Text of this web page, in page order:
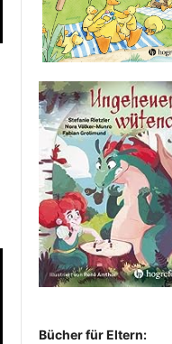
Bücher für Eltern: